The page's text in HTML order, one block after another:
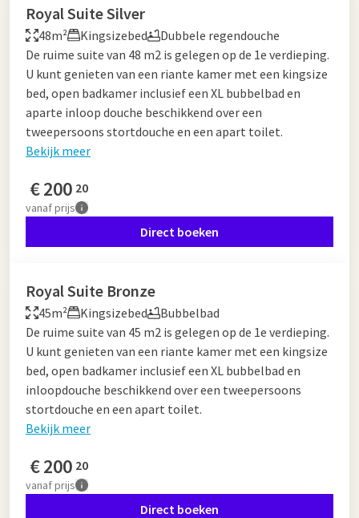
Royal Suite Silver
48m² Kingsizebed
Dubbele regendouche
De ruime suite van 48 m2 is gelegen op de 1e verdieping.
U kunt genieten van een riante kamer met een kingsize
bed, open badkamer inclusief een XL bubbelbad en
aparte inloop douche beschikkend over een
tweepersoons stortdouche en een apart toilet.
Bekijk meer
€200 20
vanafprijs
Direct boeken
Royal Suite Bronze
45m² Kingsizebed
Bubbelbad
De ruime suite van 45 m2 is gelegen op de 1e verdieping.
U kunt genieten van een riante kamer met een kingsize
bed, open badkamer inclusief een XL bubbelbad en
inloopdouche beschikkend over een tweepersoons
stortdouche en een apart toilet.
Bekijk meer
€200 20
vanafprijs
Direct boeken